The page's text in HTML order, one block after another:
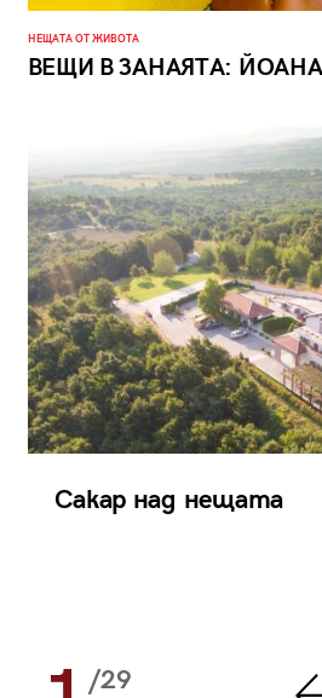
НЕЩАТА ОТ ЖИВОТА
ВЕЩИ В ЗАНАЯТА:
Сакар над нещата
/29